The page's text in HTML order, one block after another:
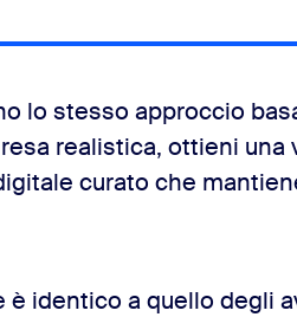
lo stesso approccio
realistica, ottieni
curato che
identico a quello degli